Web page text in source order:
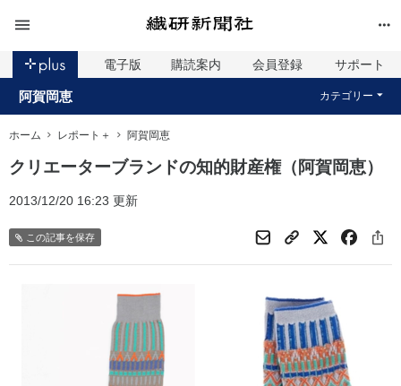
電子版 購読案内 会員登録 サポート
阿賀岡恵 カテゴリー
ホーム レポート＋ 阿賀岡恵
クリエーターブランドの知的財産権（阿賀岡恵）
2013/12/20 16:23 更新
この記事を保存